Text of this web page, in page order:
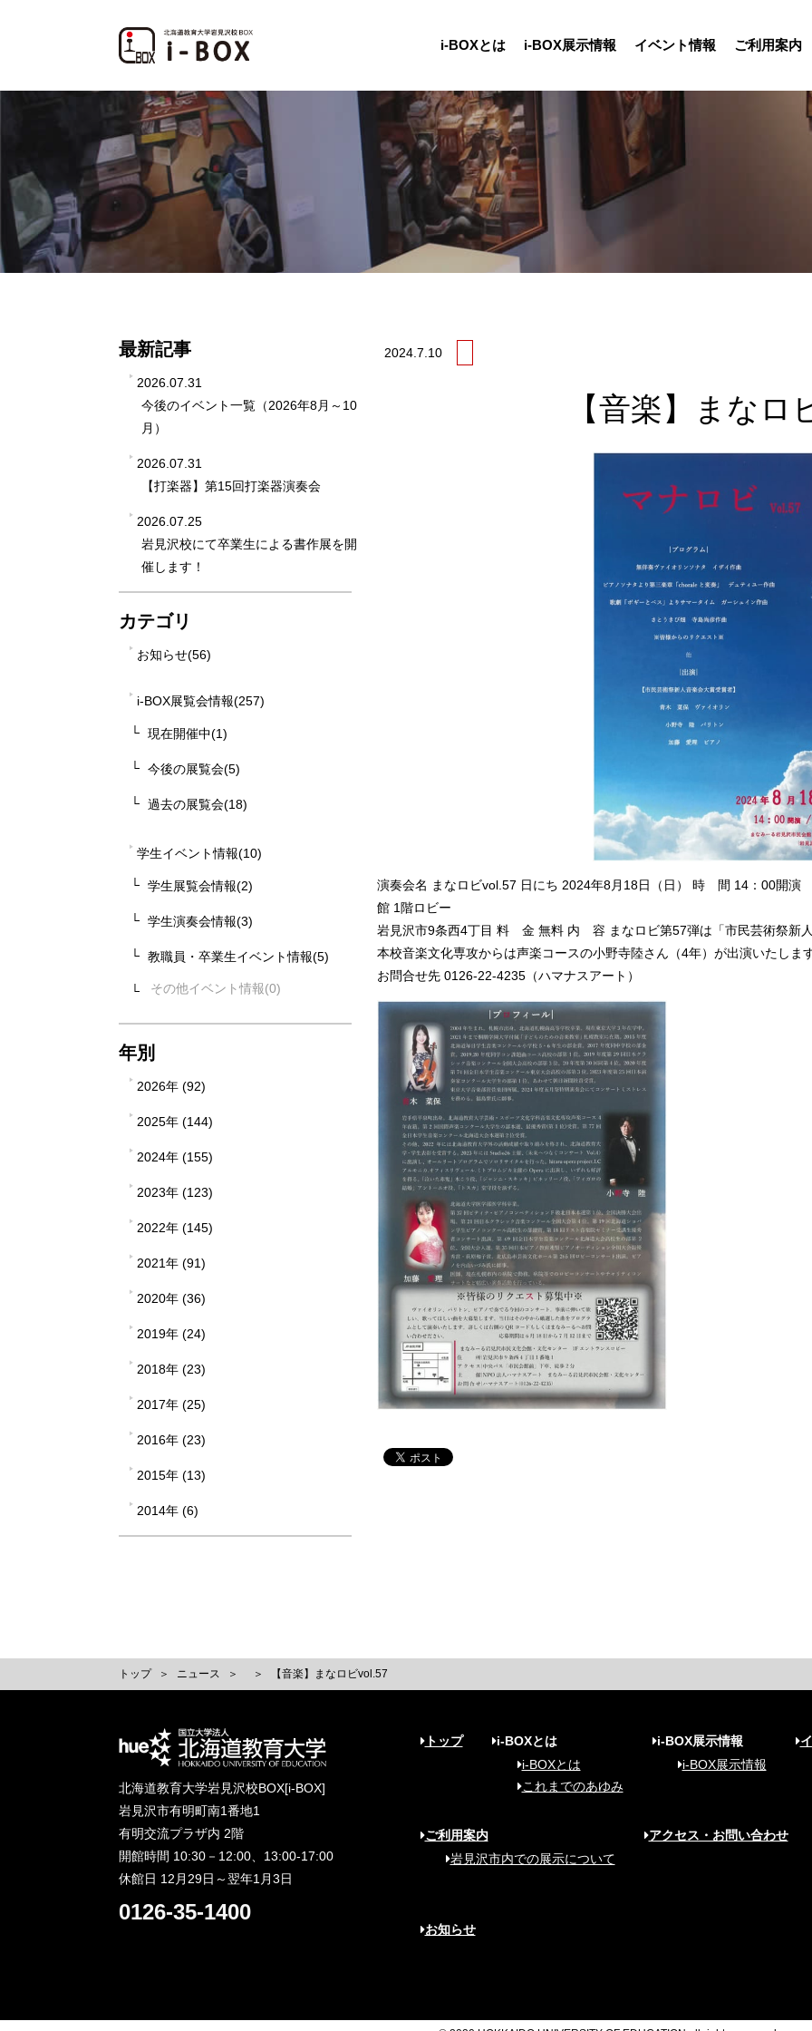
i-BOXとは i-BOX展示情報 イベント情報 ご利用案内
2024. 7.10
【音楽】まなロ
演奏会名 まなロビvol.57 日にち 2024年8月18日（日） 時 間 14：00開
館 1階ロビー
岩見沢市9条西4丁目 料 金 無料 内 容 まなロビ第57弾は「市民芸術祭新
本校音楽文化専攻からは声楽コースの小野寺陸さん（4年）が出演いたしま
お問合せ先 0126-22-4235（ハマナスアート）
最新記事
2026.07.31
今後のイベント一覧（2026年8月～10
月）
2026.07.31
【打楽器】第15回打楽器演奏会
2026.07.25
岩見沢校にて卒業生による書作展を開
催します！
カテゴリ
お知らせ(56)
i-BOX展覧会情報(257)
現在開催中(1)
今後の展覧会(5)
過去の展覧会(18)
学生イベント情報(10)
学生展覧会情報(2)
学生演奏会情報(3)
教職員・卒業生イベント情報(5)
その他イベント情報
年別
2026年 (92)
2025年 (144)
2024年 (155)
2023年 (123)
2022年 (145)
2021年 (91)
2020年 (36)
2019年 (24)
2018年 (23)
2017年 (25)
2016年 (23)
2015年 (13)
2014年 (6)
トップ ニュース 【音楽】まなロビvol.57
北海道教育大学岩見沢校BOX[i-BOX]
岩見沢市有明町南1番地1
有明交流プラザ内 2階
開館時間 10:30－12:00、13:00-17:00
休館日 12月29日～翌年1月3日
0126-35-1400
トップ
i-BOXとは
i-BOXとは
これまでのあゆみ
i-BOX展示情報
i-BOX展示情報
ご利用案内
岩見沢市内での展示について
アクセス・お問い合わせ
お知らせ